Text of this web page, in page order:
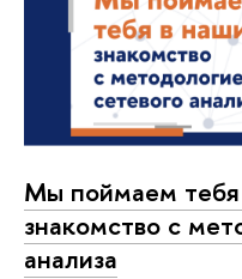
Мы поймаем тебя
знакомство с
анализа